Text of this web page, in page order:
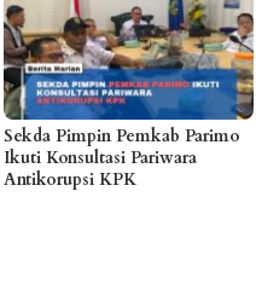
Sekda Pimpin Pemkab Parimo
Ikuti Konsultasi Pariwara
Antikorupsi KPK